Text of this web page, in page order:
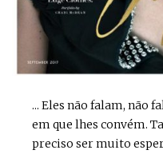
... Eles não falam, não
em que lhes convém.
preciso ser muito